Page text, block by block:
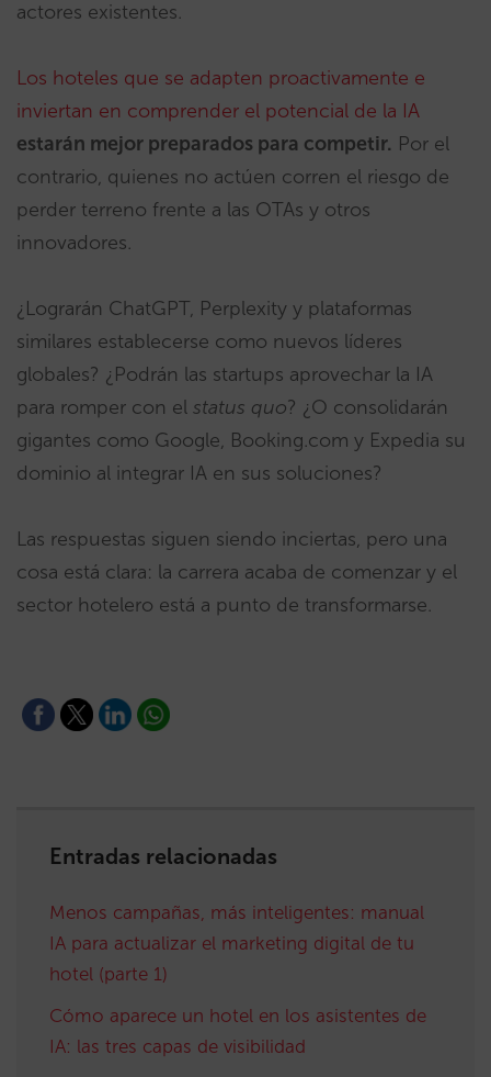
actores existentes.
Los hoteles que se adapten proactivamente e
inviertan en comprender el potencial de la IA
estarán mejor preparados para competir. Por el
contrario, quienes no actúen corren el riesgo de
perder terreno frente a las OTAs y otros
innovadores.
¿Lograrán ChatGPT, Perplexity y plataformas
similares establecerse como nuevos líderes
globales? ¿Podrán las startups aprovechar la IA
para romper con el status quo? ¿O consolidarán
gigantes como Google, Booking.com y Expedia su
dominio al integrar IA en sus soluciones?
Las respuestas siguen siendo inciertas, pero una
cosa está clara: la carrera acaba de comenzar y el
sector hotelero está a punto de transformarse.
Entradas relacionadas
Menos campañas, más inteligentes: manual
IA para actualizar el marketing digital de tu
hotel (parte 1)
Cómo aparece un hotel en los asistentes de
IA: las tres capas de visibilidad